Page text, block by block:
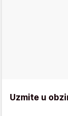
Uzmite u